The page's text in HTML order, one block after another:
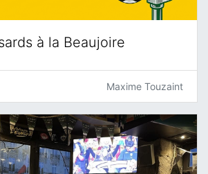
à la Beaujoire
Maxime Touzaint